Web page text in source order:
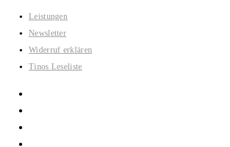
Zum
Inhalt
springen
Leistungen
Newsletter
Widerruf erklären
Tinos Leseliste